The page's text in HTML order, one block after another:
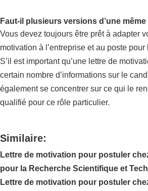
Faut-il plusieurs versions d’une même
Vous devez toujours être prêt à adapter
motivation à l’entreprise et au poste
S’il est important qu’une lettre de
certain nombre d’informations sur le
également se concentrer sur ce qui le
qualifié pour ce rôle particulier.
Similaire:
Lettre de motivation pour postuler
pour la Recherche Scientifique et
Lettre de motivation pour postuler